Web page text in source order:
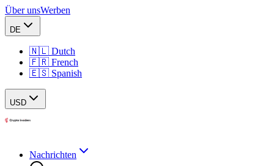
Über unsWerben
DE
🇳🇱 Dutch
🇫🇷 French
🇪🇸 Spanish
USD
Nachrichten